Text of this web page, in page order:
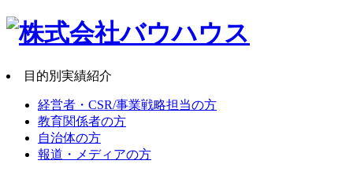
目的別実績紹介
経営者・CSR/事業戦略担当の方
教育関係者の方
自治体の方
報道・メディアの方